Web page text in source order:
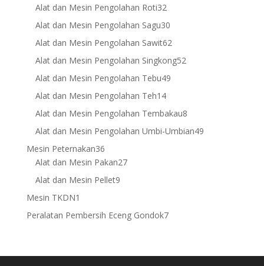
Alat dan Mesin Pengolahan Roti3232
products
Alat dan Mesin Pengolahan Sagu3030
products
Alat dan Mesin Pengolahan Sawit6262
products
Alat dan Mesin Pengolahan Singkong5252
Alat dan Mesin Pengolahan Tebu4949
Alat dan Mesin Pengolahan Teh1414
products
Alat dan Mesin Pengolahan Tembakau88
products
Alat dan Mesin Pengolahan Umbi-Umbian4949
Mesin Peternakan3636
products
Alat dan Mesin Pakan2727
Alat dan Mesin Pellet99
Mesin TKDN1
product
Peralatan Pembersih Eceng Gondok77